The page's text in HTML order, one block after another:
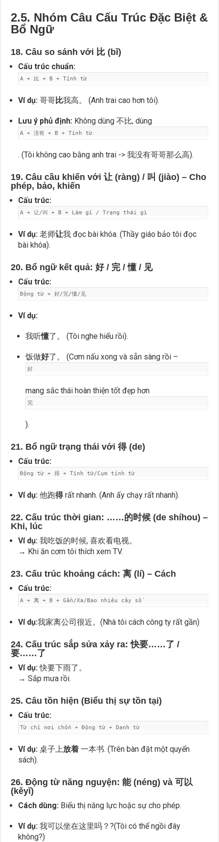
2.5. Nhóm Câu Cấu Trúc Đặc Biệt &
Bổ Ngữ
18. Câu so sánh với 比 (bǐ)
Cấu trúc chuẩn:
A + 比 + B + Tính từ
Ví dụ: 哥哥比我高。 (Anh trai cao hơn tôi).
Lưu ý phủ định: Không dùng 不比, dùng
A + 没有 + B + Tính từ
. (Tôi không cao bằng anh trai -> 我没有哥哥那么高).
19. Câu cầu khiến với 让 (ràng) / 叫 (jiào) – Cho
phép, bảo, khiến
Cấu trúc:
A + 让/叫 + B + Làm gì / Trạng thái gì
Ví dụ: 老师让我 đọc bài khóa. (Thầy giáo bảo tôi đọc
bài khóa).
20. Bổ ngữ kết quả: 好 / 完 / 懂 / 见
Cấu trúc:
Động từ + 好/完/懂/见
Ví dụ:
我听懂了。 (Tôi nghe hiểu rồi).
饭做好了。 (Cơm nấu xong và sẵn sàng rồi –
好
mang sắc thái hoàn thiện tốt đẹp hơn
完
).
21. Bổ ngữ trạng thái với 得 (de)
Cấu trúc:
Động từ + 得 + Tính từ/Cụm tính từ
Ví dụ: 他跑得rất nhanh. (Anh ấy chạy rất nhanh).
22. Cấu trúc thời gian: ……的时候 (de shíhou) –
Khi, lúc
Ví dụ: 我吃饭的时候, 喜欢看电视。
→ Khi ăn cơm tôi thích xem TV.
23. Cấu trúc khoảng cách: 离 (lí) – Cách
Cấu trúc:
A + 离 + B + Gần/Xa/Bao nhiêu cây số
Ví dụ:我家离公司很近。(Nhà tôi cách công ty rất gần)
24. Cấu trúc sắp sửa xảy ra: 快要……了 /
要……了
Ví dụ:快要下雨了。
→ Sắp mưa rồi.
25. Câu tồn hiện (Biểu thị sự tồn tại)
Cấu trúc:
Từ chỉ nơi chốn + Động từ + Danh từ
Ví dụ: 桌子上放着 一本书. (Trên bàn đặt một quyển
sách).
26. Động từ năng nguyện: 能 (néng) và 可以
(kěyǐ)
Cách dùng: Biểu thị năng lực hoặc sự cho phép.
Ví dụ: 我可以坐在这里吗？?(Tôi có thể ngồi đây
không?)